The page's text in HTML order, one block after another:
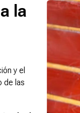
la
y el
de las